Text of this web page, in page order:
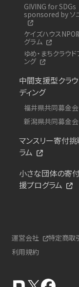
GIVING for SDGs
sponsored by ソ
ケイズハウスNPO
グラム
ゆめ・まちクラウド
ング
中間支援型クラウ
ディング
福井県共同募金会
新潟県共同募金会
マンスリー寄付
ラム
小さな団体の寄
援プログラム
運営会社 特定商取
利用規約